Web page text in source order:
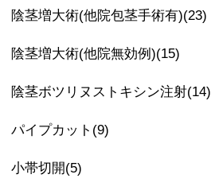
陰茎増大術(他院包茎手術有)(23)
陰茎増大術(他院無効例)(15)
陰茎ボツリヌストキシン注射(14)
パイプカット(9)
小帯切開(5)